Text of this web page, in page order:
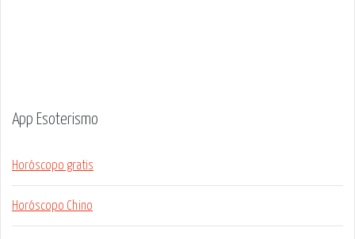
App Esoterismo
Horóscopo gratis
Horóscopo Chino